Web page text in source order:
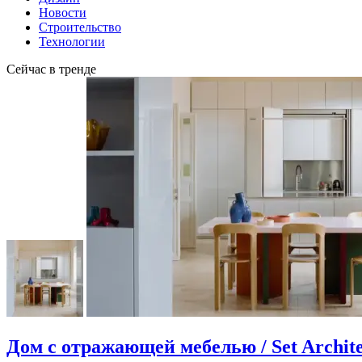
Новости
Строительство
Технологии
Сейчас в тренде
Дом с отражающей мебелью / Set